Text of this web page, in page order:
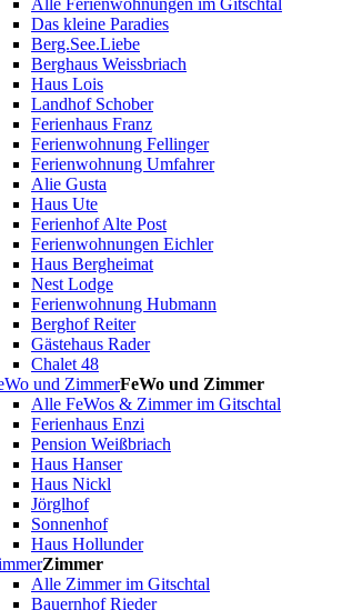
Alle Ferienwohnungen im Gitschtal
Das kleine Paradies
Berg.See.Liebe
Berghaus Weissbriach
Haus Lois
Landhof Schober
Ferienhaus Franz
Ferienwohnung Fellinger
Ferienwohnung Umfahrer
Alie Gusta
Haus Ute
Ferienhof Alte Post
Ferienwohnungen Eichler
Haus Bergheimat
Nest Lodge
Ferienwohnung Hubmann
Berghof Reiter
Gästehaus Rader
Chalet 48
und ZimmerFeWo und Zimmer
Alle FeWos & Zimmer im Gitschtal
Ferienhaus Enzi
Pension Weißbriach
Haus Hanser
Haus Nickl
Jörglhof
Sonnenhof
Haus Hollunder
Zimmer
Alle Zimmer im Gitschtal
Bauernhof Rieder